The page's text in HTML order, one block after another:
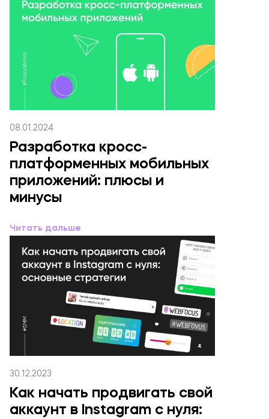
08.01.2024
Разработка кросс-
платформенных мобильных
приложений: плюсы и
минусы
Читать дальше
30.12.2023
Как начать продвигать свой
аккаунт в Instagram с нуля: